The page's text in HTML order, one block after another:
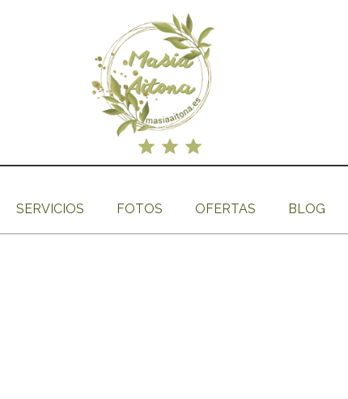
SERVICIOS FOTOS OFERTAS BLOG